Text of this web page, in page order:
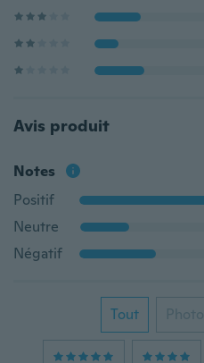
Avis produit
Notes
Positif
Neutre
Négatif
Tout Photo